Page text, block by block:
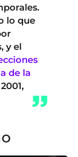
lo que
y el
de la